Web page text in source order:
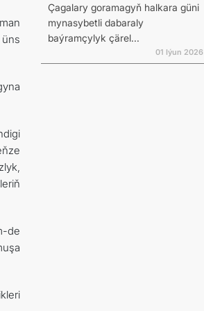
de
Çagalary goramagyň halkara güni
mynasybetli dabaraly
baýramçylyk çärel...
01 Iýun 2026